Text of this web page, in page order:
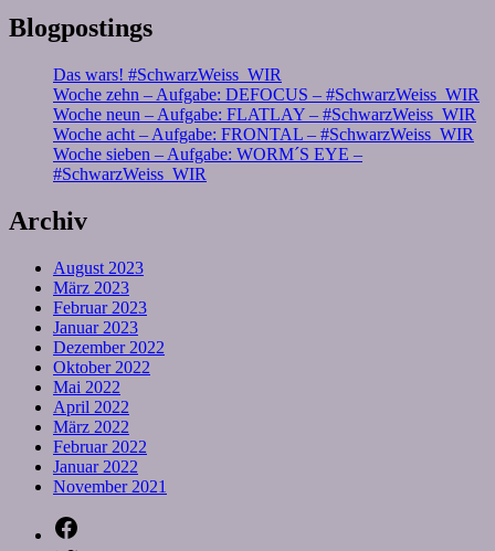
Blogpostings
Das wars! #SchwarzWeiss_WIR
Woche zehn – Aufgabe: DEFOCUS – #SchwarzWeiss_WIR
Woche neun – Aufgabe: FLATLAY – #SchwarzWeiss_WIR
Woche acht – Aufgabe: FRONTAL – #SchwarzWeiss_WIR
Woche sieben – Aufgabe: WORM´S EYE –
#SchwarzWeiss_WIR
Archiv
August 2023
März 2023
Februar 2023
Januar 2023
Dezember 2022
Oktober 2022
Mai 2022
April 2022
März 2022
Februar 2022
Januar 2022
November 2021